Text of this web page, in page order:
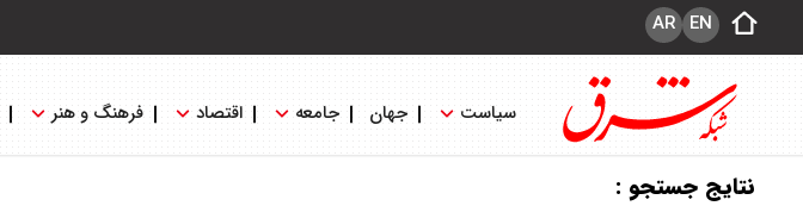
EN
AR
سیاست جهان جامعه اقتصاد فرهنگ و هنر
نتایج جستجو :